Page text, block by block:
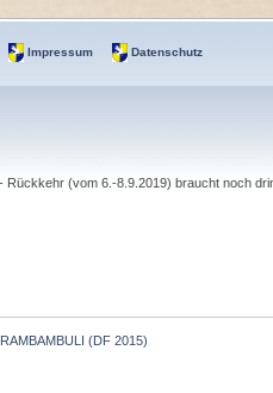
Impressum Datenschutz
Rückkehr (vom 6.-8.9.2019) braucht noch
(DF 2015)